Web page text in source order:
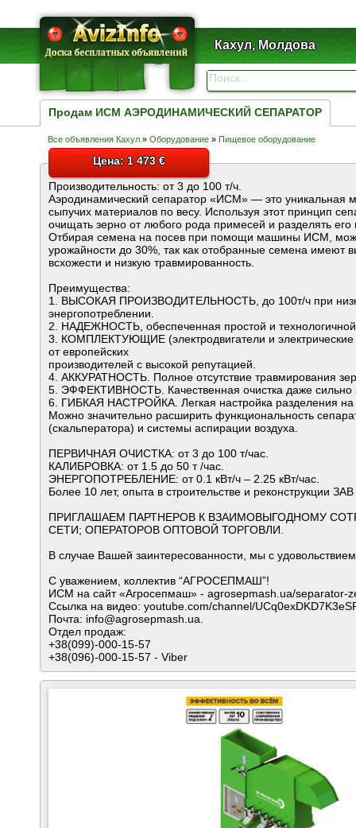
Кахул, Молдова
Продам ИСМ АЭРОДИНАМИЧЕСКИЙ СЕПАРАТОР
Все объявления Кахул » Оборудование » Пищевое оборудование
Цена: 1 473 €
Производительность: от 3 до 100 т/ч.
Аэродинамический сепаратор «ИСМ» — это уникальная
сыпучих материалов по весу. Используя этот принцип
очищать зерно от любого рода примесей и разделять
Отбирая семена на посев при помощи машины ИСМ,
урожайности до 30%, так как отобранные семена имеют
всхожести и низкую травмированность.
Преимущества:
1. ВЫСОКАЯ ПРОИЗВОДИТЕЛЬНОСТЬ, до 100т/ч при
энергопотреблении.
2. НАДЕЖНОСТЬ, обеспеченная простой и технологичной
3. КОМПЛЕКТУЮЩИЕ (электродвигатели и электрические
от европейских
производителей с высокой репутацией.
4. АККУРАТНОСТЬ. Полное отсутствие травмирования
5. ЭФФЕКТИВНОСТЬ. Качественная очистка даже сильно
6. ГИБКАЯ НАСТРОЙКА. Легкая настройка разделения
Можно значительно расширить функциональность
(скальператора) и системы аспирации воздуха.
ПЕРВИЧНАЯ ОЧИСТКА: от 3 до 100 т/час.
КАЛИБРОВКА: от 1.5 до 50 т /час.
ЭНЕРГОПОТРЕБЛЕНИЕ: от 0.1 кВт/ч – 2.25 кВт/час.
Более 10 лет, опыта в строительстве и реконструкции
ПРИГЛАШАЕМ ПАРТНЕРОВ К ВЗАИМОВЫГОДНОМУ
СЕТИ; ОПЕРАТОРОВ ОПТОВОЙ ТОРГОВЛИ.
В случае Вашей заинтересованности, мы с
С уважением, коллектив “АГРОСЕПМАШ”!
ИСМ на сайт «Агросепмаш» - agrosepmash.ua/separator-
Ссылка на видео: youtube.com/channel/
Почта: info@agrosepmash.ua.
Отдел продаж:
+38(099)-000-15-57
+38(096)-000-15-57 - Viber